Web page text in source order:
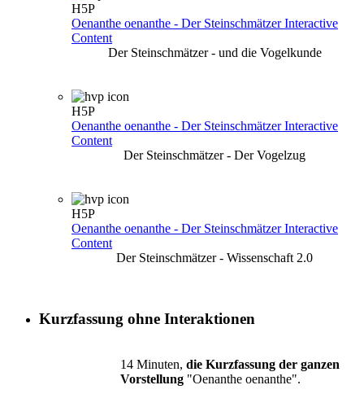
H5P
Oenanthe oenanthe - Der SteinschmätzerInteractive
Content
Der Steinschmätzer - und die Vogelkunde
H5P
Oenanthe oenanthe - Der SteinschmätzerInteractive
Content
Der Steinschmätzer - Der Vogelzug
H5P
Oenanthe oenanthe - Der SteinschmätzerInteractive
Content
Der Steinschmätzer - Wissenschaft 2.0
Kurzfassung ohne Interaktionen
14 Minuten, die Kurzfassung der ganzen
Vorstellung "Oenanthe oenanthe".